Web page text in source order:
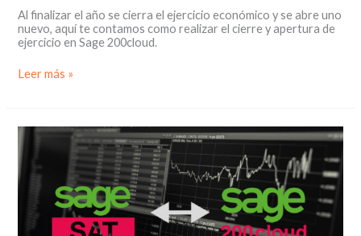
Al finalizar el año se cierra el ejercicio económico y se abre uno
nuevo, aquí te contamos como realizar el cierre y apertura de
ejercicio en Sage 200cloud.
Cierre
ejercicio
en
200cloud
Leer más »